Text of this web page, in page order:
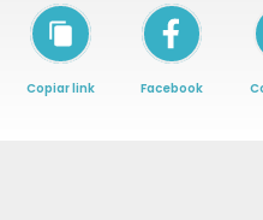
Copiar link Facebook